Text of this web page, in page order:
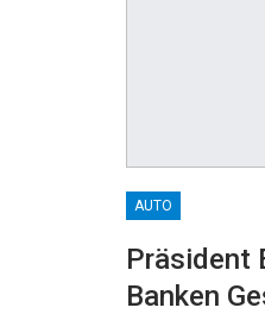
AUTO
Präsident
Banken